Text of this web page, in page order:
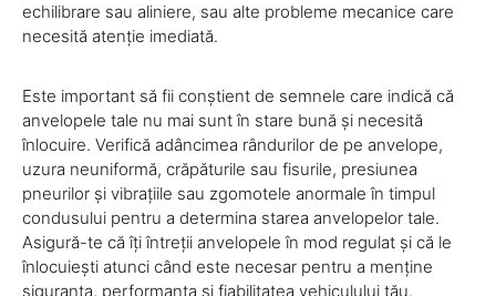
echilibrare sau aliniere, sau alte probleme mecanice care
necesită atenție imediată.
Este important să fii conștient de semnele care indică că
anvelopele tale nu mai sunt în stare bună și necesită
înlocuire. Verifică adâncimea rândurilor de pe anvelope,
uzura neuniformă, crăpăturile sau fisurile, presiunea
pneurilor și vibrațiile sau zgomotele anormale în timpul
condusului pentru a determina starea anvelopelor tale.
Asigură-te că îți întreții anvelopele în mod regulat și că le
înlocuiești atunci când este necesar pentru a menține
siguranța, performanța și fiabilitatea vehiculului tău.